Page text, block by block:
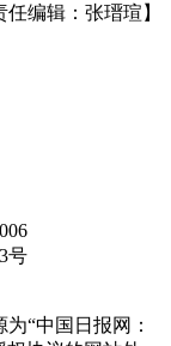
任编辑：张瑨瑄】
号
“中国日报网：